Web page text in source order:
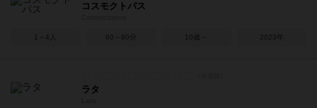
コスモクトパス
1～4人 60～90分 10歳～ 2023年
ラタ